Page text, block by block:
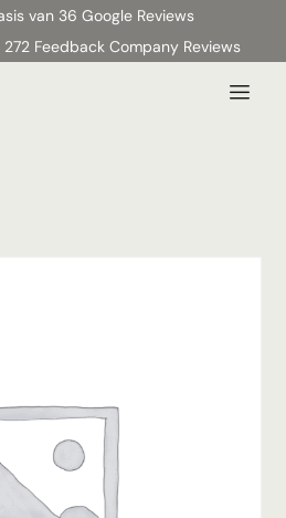
van 36 Google Reviews
Feedback Company Reviews